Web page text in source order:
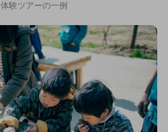
体験ツアーの一例